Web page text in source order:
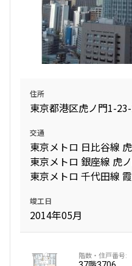
住所
東京都港区虎ノ門1-
交通
東京メトロ 日比谷線
東京メトロ 銀座線 虎
東京メトロ 千代田線
竣工日
2014年05月